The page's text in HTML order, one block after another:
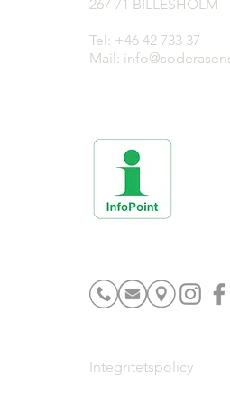
267 71 BILLESHOLM
Tel: +46 42 733 37
Mail:
Integritetspolicy